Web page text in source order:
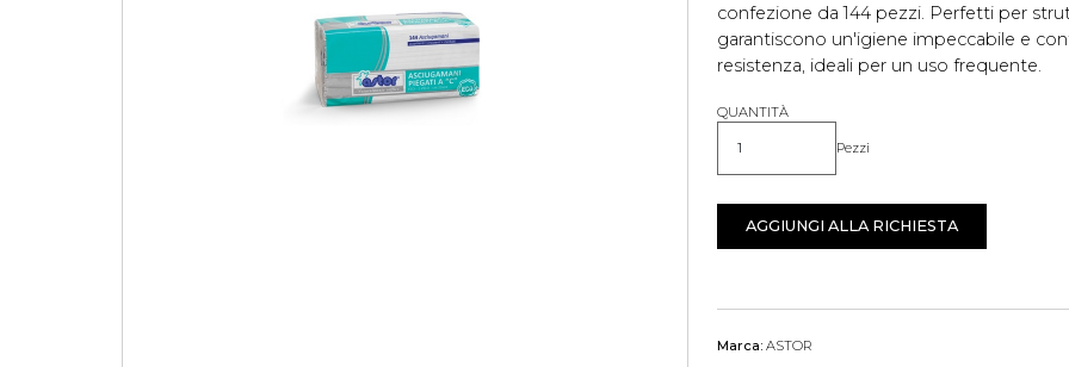
confezione da 144 pezzi. Perfetti per
garantiscono un'igiene impeccabile e
resistenza, ideali per un uso frequente.
QUANTITÀ
Quantità Pezzi
AGGIUNGI ALLA RICHIESTA
Marca: ASTOR